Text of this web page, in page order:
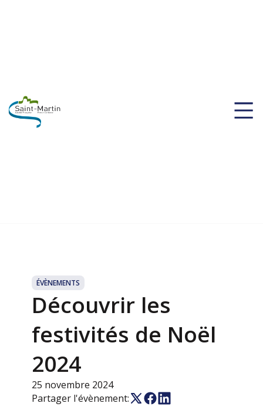
ÉVÈNEMENTS
Découvrir les
festivités de Noël
2024
25 novembre 2024
Partager l'évènement: